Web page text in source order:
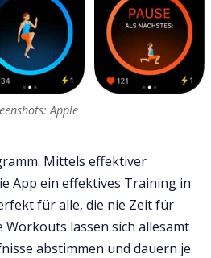
Apple
Mittels effektiver
App ein effektives Training in
für alle, die nie Zeit für
Workouts lassen sich allesamt
abstimmen und dauern je